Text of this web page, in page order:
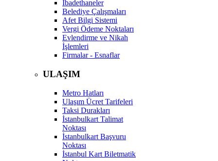
İbadethaneler
Belediye Çalışmaları
Afet Bilgi Sistemi
Vergi Ödeme Noktaları
Evlendirme ve Nikah
İşlemleri
Firmalar - Esnaflar
ULAŞIM
Metro Hatları
Ulaşım Ücret Tarifeleri
Taksi Durakları
İstanbulkart Talimat
Noktası
İstanbulkart Başvuru
Noktası
İstanbul Kart Biletmatik